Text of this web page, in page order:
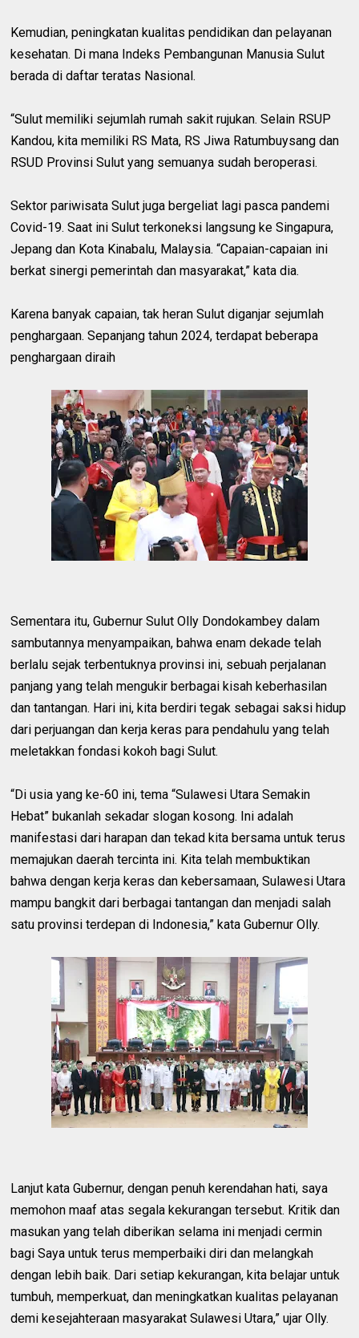
Kemudian, peningkatan kualitas pendidikan dan pelayanan
kesehatan. Di mana Indeks Pembangunan Manusia Sulut
berada di daftar teratas Nasional.
“Sulut memiliki sejumlah rumah sakit rujukan. Selain RSUP
Kandou, kita memiliki RS Mata, RS Jiwa Ratumbuysang dan
RSUD Provinsi Sulut yang semuanya sudah beroperasi.
Sektor pariwisata Sulut juga bergeliat lagi pasca pandemi
Covid-19. Saat ini Sulut terkoneksi langsung ke Singapura,
Jepang dan Kota Kinabalu, Malaysia. “Capaian-capaian ini
berkat sinergi pemerintah dan masyarakat,” kata dia.
Karena banyak capaian, tak heran Sulut diganjar sejumlah
penghargaan. Sepanjang tahun 2024, terdapat beberapa
penghargaan diraih
Sementara itu, Gubernur Sulut Olly Dondokambey dalam
sambutannya menyampaikan, bahwa enam dekade telah
berlalu sejak terbentuknya provinsi ini, sebuah perjalanan
panjang yang telah mengukir berbagai kisah keberhasilan
dan tantangan. Hari ini, kita berdiri tegak sebagai saksi hidup
dari perjuangan dan kerja keras para pendahulu yang telah
meletakkan fondasi kokoh bagi Sulut.
“Di usia yang ke-60 ini, tema “Sulawesi Utara Semakin
Hebat” bukanlah sekadar slogan kosong. Ini adalah
manifestasi dari harapan dan tekad kita bersama untuk terus
memajukan daerah tercinta ini. Kita telah membuktikan
bahwa dengan kerja keras dan kebersamaan, Sulawesi Utara
mampu bangkit dari berbagai tantangan dan menjadi salah
satu provinsi terdepan di Indonesia,” kata Gubernur Olly.
Lanjut kata Gubernur, dengan penuh kerendahan hati, saya
memohon maaf atas segala kekurangan tersebut. Kritik dan
masukan yang telah diberikan selama ini menjadi cermin
bagi Saya untuk terus memperbaiki diri dan melangkah
dengan lebih baik. Dari setiap kekurangan, kita belajar untuk
tumbuh, memperkuat, dan meningkatkan kualitas pelayanan
demi kesejahteraan masyarakat Sulawesi Utara,” ujar Olly.